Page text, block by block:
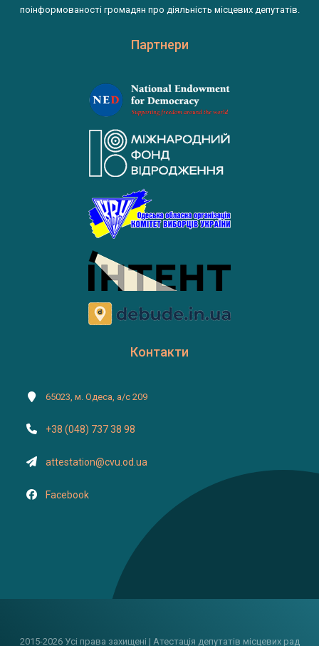
поінформованості громадян про діяльність місцевих депутатів.
Партнери
Контакти
65023, м. Одеса, а/с 209
+38 (048) 737 38 98
attestation@cvu.od.ua
Facebook
2015-2026 Усі права захищені | Атестація депутатів місцевих рад